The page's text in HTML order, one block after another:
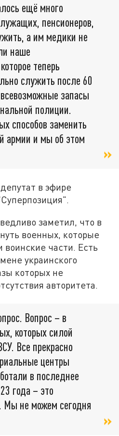
ещё много
пенсионеров,
а им медики не
наше
теперь
служить после 60
запасы
полиции.
способов заменить
армии и мы об этом
в эфире
заметил, что в
военных, которые
воинские части. Есть
украинского
которых не
авторитета.
Вопрос – в
которых силой
Все прекрасно
центры
в последнее
года – это
Мы не можем сегодня